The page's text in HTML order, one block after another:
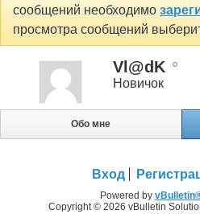
сообщений необходимо
просмотра сообщений
Vl@dK
Новичок
Обо мне
Вход
Powered by
Copyright © 2026 vBulletin